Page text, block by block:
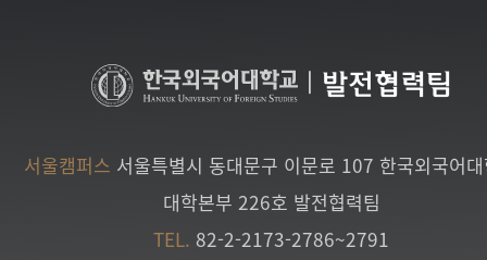
발전협력팀
서울캠퍼스 서울특별시 동대문구 이문로 107 한국외국어
대학본부 226호 발전협력팀
TEL. 82-2-2173-2786~2791